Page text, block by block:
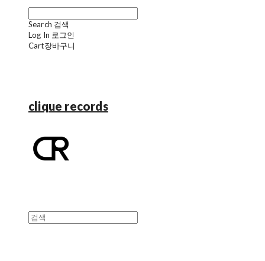
Search 검색
Log In 로그인
Cart장바구니
clique records